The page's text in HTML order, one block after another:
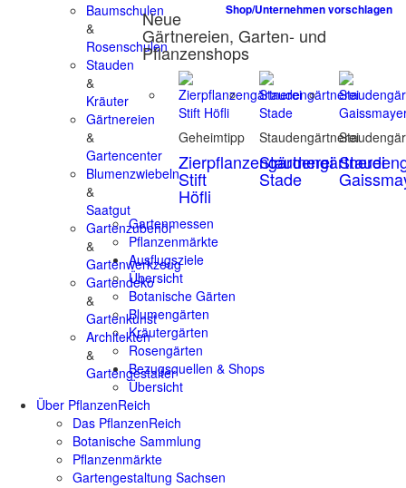
Baumschulen
&
Rosenschulen
Stauden
&
Kräuter
Gärtnereien
&
Gartencenter
Blumenzwiebeln
&
Saatgut
Gartenzubehör
&
Gartenwerkzeug
Gartendeko
&
Gartenkunst
Architekten
&
Gartengestalter
Shop/Unternehmen vorschlagen
Neue
Gärtnereien, Garten- und
Pflanzenshops
Geheimtipp
Zierpflanzengärtnerei
Stift
Höfli
Staudengärtnerei
Staudengärtnerei
Stade
Gartenmessen
Pflanzenmärkte
Ausflugsziele
Übersicht
Botanische Gärten
Blumengärten
Kräutergärten
Rosengärten
Bezugsquellen & Shops
Übersicht
Über PflanzenReich
Das PflanzenReich
Botanische Sammlung
Pflanzenmärkte
Gartengestaltung Sachsen